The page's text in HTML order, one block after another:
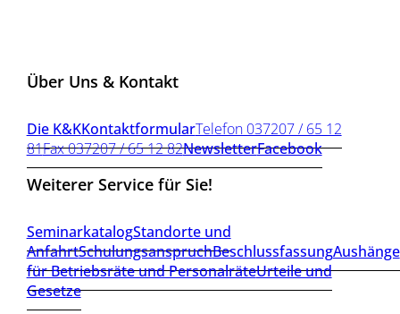
Über Uns & Kontakt
Die K&KKontaktformularTelefon 037207 / 65 12
81Fax 037207 / 65 12 82NewsletterFacebook
Weiterer Service für Sie!
SeminarkatalogStandorte und
AnfahrtSchulungsanspruchBeschlussfassungAushänge
für Betriebsräte und PersonalräteUrteile und
Gesetze